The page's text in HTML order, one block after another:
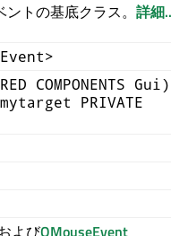
トの基底クラス。 詳細
COMPONENTS Gui)
PRIVATE
よびQMouseEvent